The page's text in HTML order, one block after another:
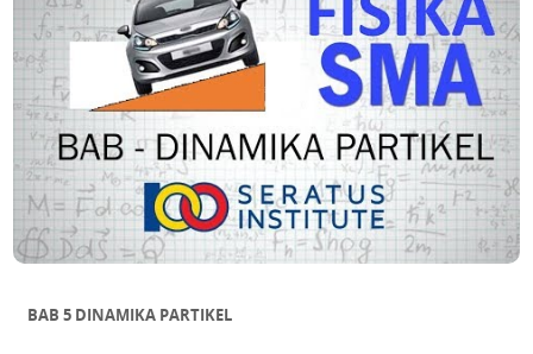
BAB 5 DINAMIKA PARTIKEL